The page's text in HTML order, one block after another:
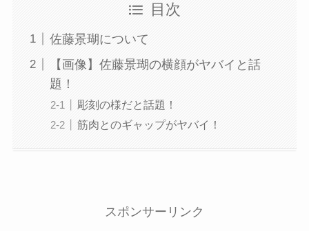
目次
佐藤景瑚について
【画像】佐藤景瑚の横顔がヤバイと話
題！
彫刻の様だと話題！
筋肉とのギャップがヤバイ！
スポンサーリンク